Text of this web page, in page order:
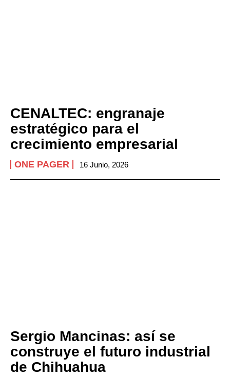
CENALTEC: engranaje
estratégico para el
crecimiento empresarial
ONE PAGER 16 Junio, 2026
Sergio Mancinas: así se
construye el futuro industrial
de Chihuahua